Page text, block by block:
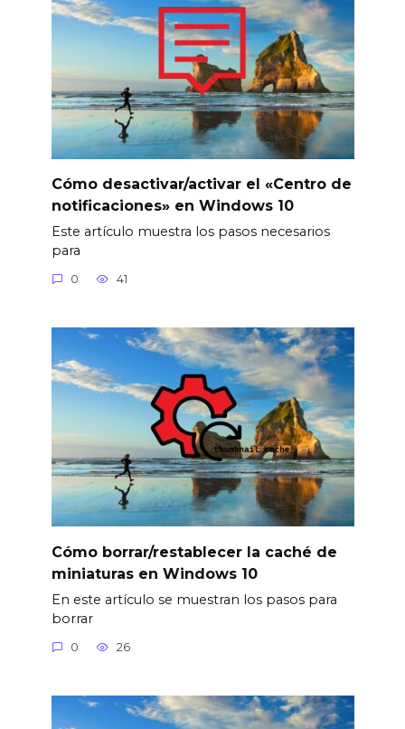
Cómo desactivar/activar el «Centro de
notificaciones» en Windows 10
Este artículo muestra los pasos necesarios
para
0 41
Cómo borrar/restablecer la caché de
miniaturas en Windows 10
En este artículo se muestran los pasos para
borrar
0 26